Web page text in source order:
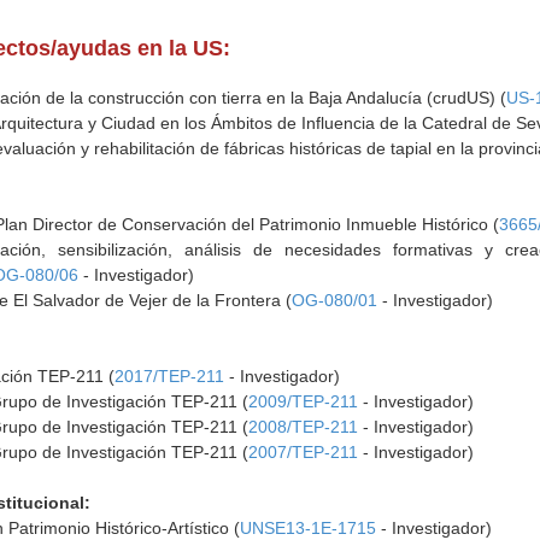
ayudas en la US:
de la construcción con tierra en la Baja Andalucía (crudUS) (
y Ciudad en los Ámbitos de Influencia de la Catedral de
y rehabilitación de fábricas históricas de tapial en la
Director de Conservación del Patrimonio Inmueble Histórico (
sensibilización, análisis de necesidades formativas y
080/06 - Investigador)
El Salvador de Vejer de la Frontera (OG-080/01 - Investigador)
TEP-211 (2017/TEP-211 - Investigador)
de Investigación TEP-211 (2009/TEP-211 - Investigador)
de Investigación TEP-211 (2008/TEP-211 - Investigador)
de Investigación TEP-211 (2007/TEP-211 - Investigador)
Histórico-Artístico (UNSE13-1E-1715 - Investigador)